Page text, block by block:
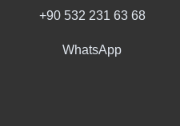
+90 532 231 63 68
WhatsApp